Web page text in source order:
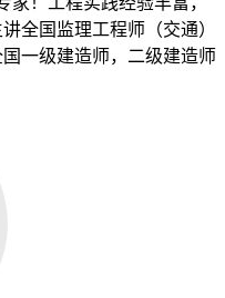
全国监理工程师（交通）
一级建造师，二级建造师